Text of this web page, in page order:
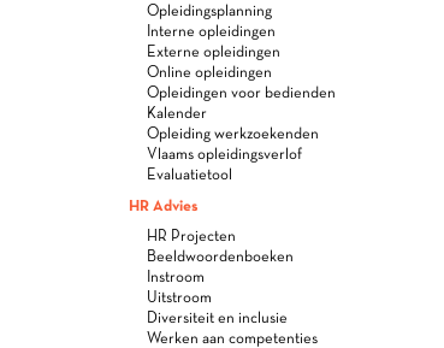
Opleidingsplanning
Interne opleidingen
Externe opleidingen
Online opleidingen
Opleidingen voor bedienden
Kalender
Opleiding werkzoekenden
Vlaams opleidingsverlof
Evaluatietool
HR Advies
HR Projecten
Beeldwoordenboeken
Instroom
Uitstroom
Diversiteit en inclusie
Werken aan competenties